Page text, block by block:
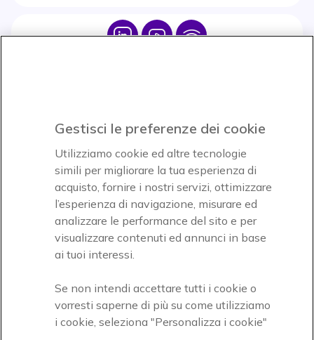
Icon IconIcon
Accettiamo
Onedirect, azienda del gruppo INCEPT
Gestisci le preferenze dei cookie
Utilizziamo cookie ed altre tecnologie
simili per migliorare la tua esperienza di
acquisto, fornire i nostri servizi, ottimizzare
l’esperienza di navigazione, misurare ed
analizzare le performance del sito e per
visualizzare contenuti ed annunci in base
ai tuoi interessi.
Se non intendi accettare tutti i cookie o
vorresti saperne di più su come utilizziamo
i cookie, seleziona "Personalizza i cookie"